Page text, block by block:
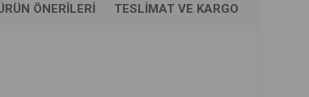
ÖNERILERI TESLIMAT VE KARGO